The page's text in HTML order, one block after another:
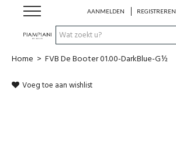
AANMELDEN REGISTREREN
Nieuwe Collectie
Home > FVB De Booter 01.00-DarkBlue-G½
Voeg toe aan wishlist